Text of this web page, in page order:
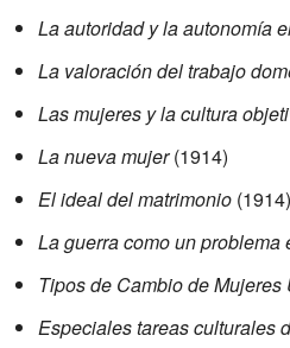
La autoridad y la autonomía
La valoración del trabajo
Las mujeres y la cultura
La nueva mujer(1914)
El ideal del matrimonio (1914)
La guerra como un problema
Tipos de Cambio de Mujeres
Especiales tareas culturales